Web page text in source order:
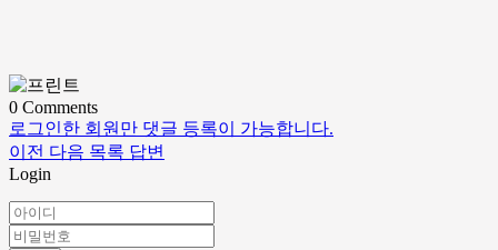
0 Comments
로그인한 회원만 댓글 등록이 가능합니다.
이전 다음 목록 답변
Login